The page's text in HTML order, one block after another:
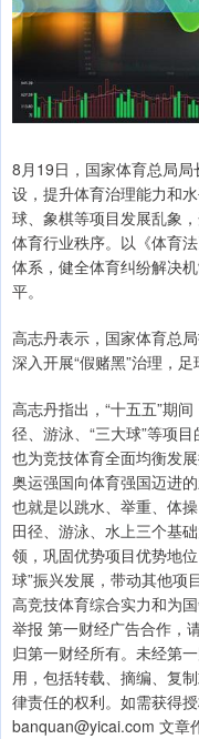
8月19日，国家体育总局
设，提升体育治理能力和
球、象棋等项目发展乱象
体育行业秩序。以《体育
体系，健全体育纠纷解决
平。
高志丹表示，国家体育总
深入开展“假赌黑”治理，
高志丹指出，“十五五”期
径、游泳、“三大球”等项
也为竞技体育全面均衡发
奥运强国向体育强国迈进
也就是以跳水、举重、体
田径、游泳、水上三个基
领，巩固优势项目优势地
球”振兴发展，带动其他项
高竞技体育综合实力和为国
举报 第一财经广告合作，
归第一财经所有。未经第
用，包括转载、摘编、复
律责任的权利。如需获得
banquan@yicai.com 文章